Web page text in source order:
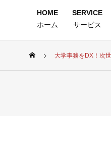
HOME
ホーム
SERVICE
サービス
大学事務をDX！次